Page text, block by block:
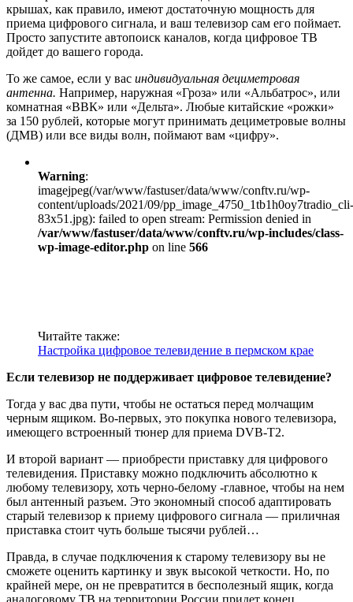
крышах, как правило, имеют достаточную мощность для
приема цифрового сигнала, и ваш телевизор сам его поймает.
Просто запустите автопоиск каналов, когда цифровое ТВ
дойдет до вашего города.
То же самое, если у вас индивидуальная дециметровая
антенна. Например, наружная «Гроза» или «Альбатрос», или
комнатная «ВВК» или «Дельта». Любые китайские «рожки»
за 150 рублей, которые могут принимать дециметровые волны
(ДМВ) или все виды волн, поймают вам «цифру».
Warning:
imagejpeg(/var/www/fastuser/data/www/conftv.ru/wp-
content/uploads/2021/09/pp_image_4750_1tb1h0oy7tradio_cli-
83x51.jpg): failed to open stream: Permission denied in
/var/www/fastuser/data/www/conftv.ru/wp-includes/class-
wp-image-editor.php on line 566
Читайте также:
Настройка цифровое телевидение в пермском крае
Если телевизор не поддерживает цифровое телевидение?
Тогда у вас два пути, чтобы не остаться перед молчащим
черным ящиком. Во-первых, это покупка нового телевизора,
имеющего встроенный тюнер для приема DVB-T2.
И второй вариант — приобрести приставку для цифрового
телевидения. Приставку можно подключить абсолютно к
любому телевизору, хоть черно-белому -главное, чтобы на нем
был антенный разъем. Это экономный способ адаптировать
старый телевизор к приему цифрового сигнала — приличная
приставка стоит чуть больше тысячи рублей…
Правда, в случае подключения к старому телевизору вы не
сможете оценить картинку и звук высокой четкости. Но, по
крайней мере, он не превратится в бесполезный ящик, когда
аналоговому ТВ на территории России придет конец.